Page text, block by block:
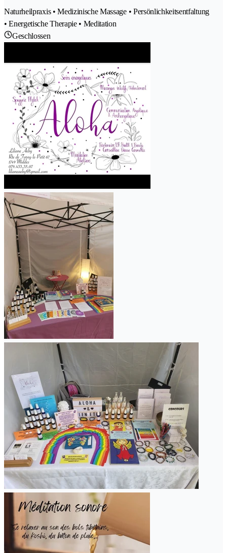
Naturheilpraxis • Medizinische Massage • Persönlichkeitsentfaltung
• Energetische Therapie • Meditation
Geschlossen